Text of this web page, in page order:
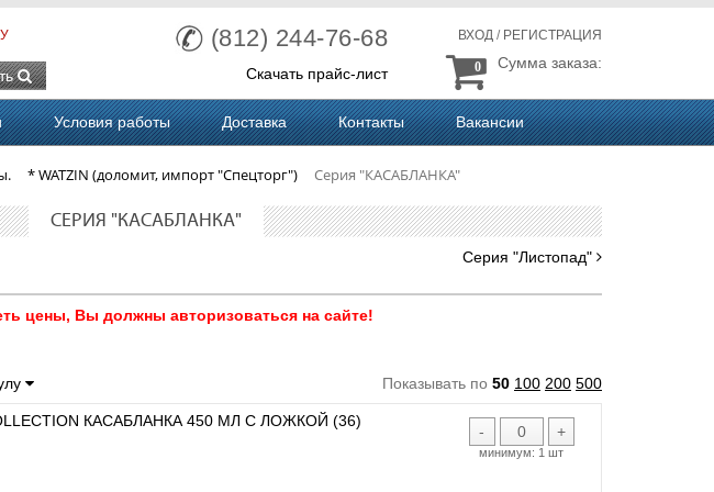
(812) 244-76-68
Скачать прайс-лист
ВХОД / РЕГИСТРАЦИЯ
Сумма заказа:
0
Условия работы Доставка Контакты Вакансии
* WATZIN (доломит, импорт "Спецторг") Серия "КАСАБЛАНКА"
СЕРИЯ "КАСАБЛАНКА"
Серия "Листопад"
цены, Вы должны авторизоваться на сайте!
Показывать по 50 100 200 500
- +
минимум: 1 шт
КАСАБЛАНКА 450 МЛ C ЛОЖКОЙ (36)